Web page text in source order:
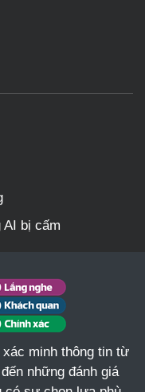
AI bị cấm
minh thông tin từ
những đánh giá